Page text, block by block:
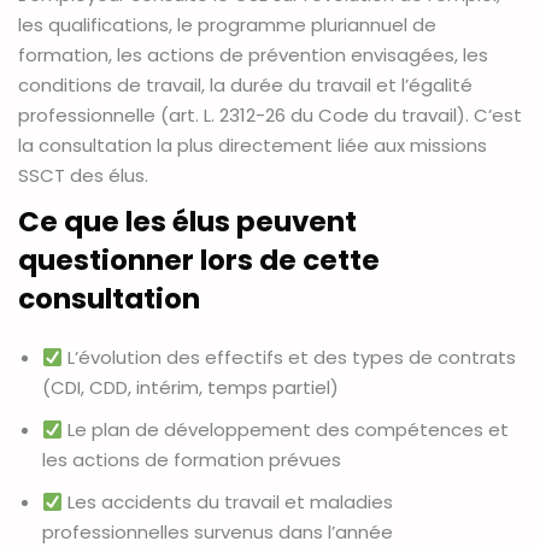
les qualifications, le programme pluriannuel de
formation, les actions de prévention envisagées, les
conditions de travail, la durée du travail et l’égalité
professionnelle (art. L. 2312-26 du Code du travail). C’est
la consultation la plus directement liée aux missions
SSCT des élus.
Ce que les élus peuvent
questionner lors de cette
consultation
L’évolution des effectifs et des types de contrats
(CDI, CDD, intérim, temps partiel)
Le plan de développement des compétences et
les actions de formation prévues
Les accidents du travail et maladies
professionnelles survenus dans l’année